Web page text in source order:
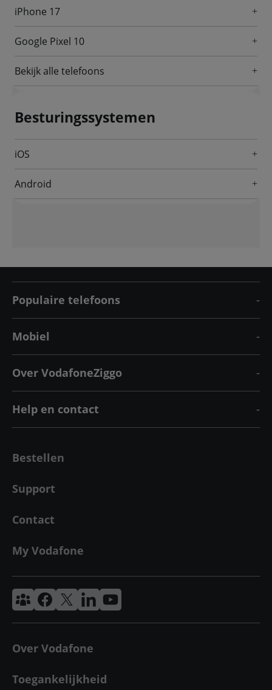
iPhone 17
Google Pixel 10
Bekijk alle telefoons
Besturingssystemen
iOS
Android
Populaire telefoons
Mobiel
Over VodafoneZiggo
Help en contact
Bestellen
Support
Contact
My Vodafone
Vodafone & Ziggo Community
Vodafone Facebook
Vodafone XVodafoneZiggo LinkedIn
Vodafone YouTube
Over Vodafone
Toegankelijkheid